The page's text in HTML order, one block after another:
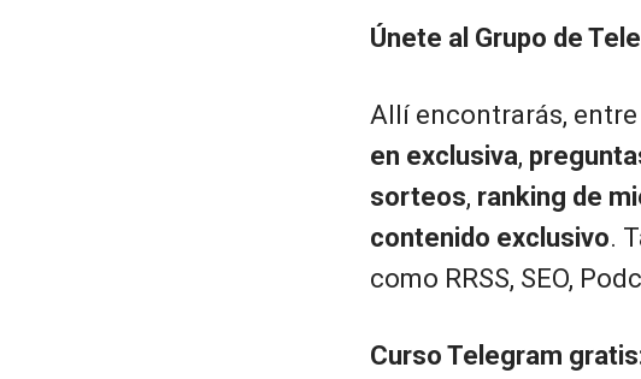
Únete al Grupo de
Allí encontrarás,
en exclusiva,
sorteos, ranking de
contenido exclusivo.
como RRSS, SEO,
Curso Telegram